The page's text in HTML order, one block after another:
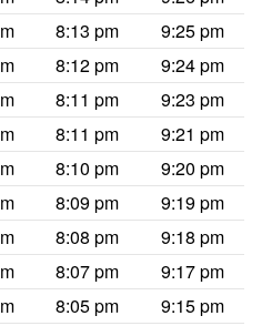
8:13 pm
9:25 pm
8:12 pm
9:24 pm
8:11 pm
9:23 pm
8:11 pm
9:21 pm
8:10 pm
9:20 pm
8:09 pm
9:19 pm
8:08 pm
9:18 pm
8:07 pm
9:17 pm
8:05 pm
9:15 pm